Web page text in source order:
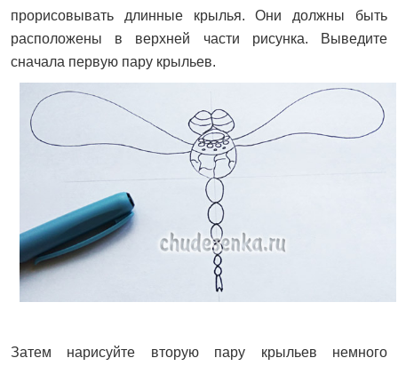
прорисовывать длинные крылья. Они должны быть
расположены в верхней части рисунка. Выведите
сначала первую пару крыльев.
Затем нарисуйте вторую пару крыльев немного